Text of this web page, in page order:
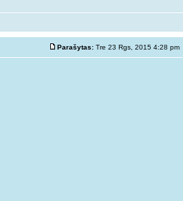
Parašytas: Tre 23 Rgs, 2015 4:28 pm